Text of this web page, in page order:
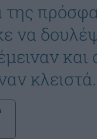
της
να
κλειστά.